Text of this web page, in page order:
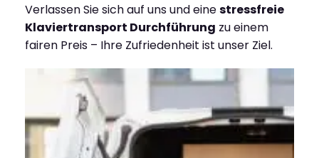
Verlassen Sie sich auf uns und einestressfreie
Klaviertransport Durchführung zu einem
fairen Preis – Ihre Zufriedenheit ist unser Ziel.